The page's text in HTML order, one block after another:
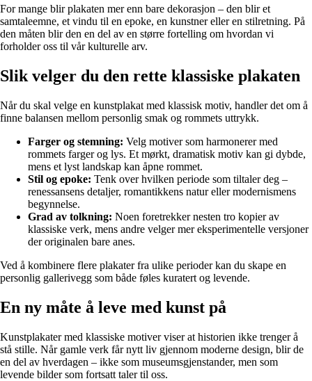
For mange blir plakaten mer enn bare dekorasjon – den blir et
samtaleemne, et vindu til en epoke, en kunstner eller en stilretning. På
den måten blir den en del av en større fortelling om hvordan vi
forholder oss til vår kulturelle arv.
Slik velger du den rette klassiske plakaten
Når du skal velge en kunstplakat med klassisk motiv, handler det om å
finne balansen mellom personlig smak og rommets uttrykk.
Farger og stemning: Velg motiver som harmonerer med
rommets farger og lys. Et mørkt, dramatisk motiv kan gi dybde,
mens et lyst landskap kan åpne rommet.
Stil og epoke: Tenk over hvilken periode som tiltaler deg –
renessansens detaljer, romantikkens natur eller modernismens
begynnelse.
Grad av tolkning: Noen foretrekker nesten tro kopier av
klassiske verk, mens andre velger mer eksperimentelle versjoner
der originalen bare anes.
Ved å kombinere flere plakater fra ulike perioder kan du skape en
personlig gallerivegg som både føles kuratert og levende.
En ny måte å leve med kunst på
Kunstplakater med klassiske motiver viser at historien ikke trenger å
stå stille. Når gamle verk får nytt liv gjennom moderne design, blir de
en del av hverdagen – ikke som museumsgjenstander, men som
levende bilder som fortsatt taler til oss.